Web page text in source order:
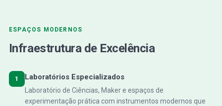
ESPAÇOS MODERNOS
Infraestrutura de Excelência
1 Laboratórios Especializados
Laboratório de Ciências, Maker e espaços de
experimentação prática com instrumentos modernos que